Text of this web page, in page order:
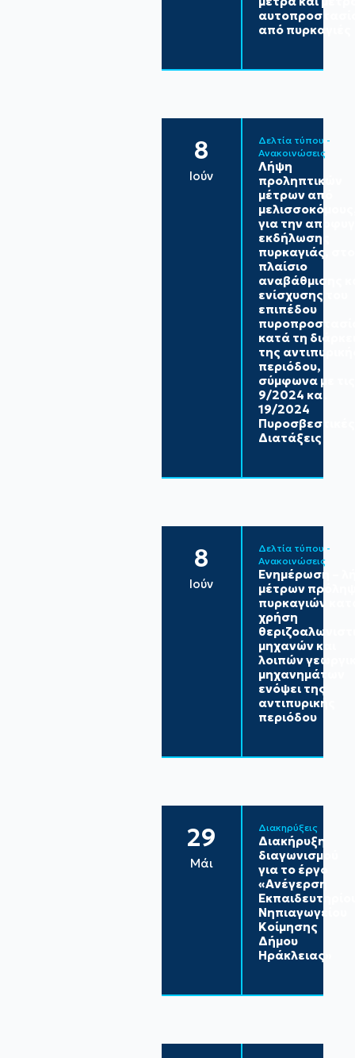
από πυρκαγιές
8
Ιούν
Δελτία τύπου -
Ανακοινώσεις
Λήψη
προληπτικών
μέτρων από
για την
εκδήλωσης
πυρκαγιάς, στο
πλαίσιο
αναβάθμισης
ενίσχυσης του
επιπέδου
κατά τη
της
περιόδου,
σύμφωνα με τις
9/2024 και
19/2024
Πυροσβεστικές
Διατάξεις
8
Ιούν
Δελτία τύπου -
Ανακοινώσεις
Ενημέρωση –
μέτρων
πυρκαγιών
χρήση
μηχανών και
λοιπών
μηχανημάτων
ενόψει της
αντιπυρικής
περιόδου
29
Μάι
Διακηρύξεις
Διακήρυξη
διαγωνισμού
για το έργο
«Ανέγερση
Νηπιαγωγείου
Κοίμησης
Δήμου
Ηράκλειας»